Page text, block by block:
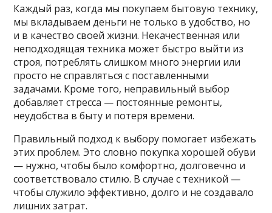
Каждый раз, когда мы покупаем бытовую технику,
мы вкладываем деньги не только в удобство, но
и в качество своей жизни. Некачественная или
неподходящая техника может быстро выйти из
строя, потреблять слишком много энергии или
просто не справляться с поставленными
задачами. Кроме того, неправильный выбор
добавляет стресса — постоянные ремонты,
неудобства в быту и потеря времени.
Правильный подход к выбору помогает избежать
этих проблем. Это словно покупка хорошей обуви
— нужно, чтобы было комфортно, долговечно и
соответствовало стилю. В случае с техникой —
чтобы служило эффективно, долго и не создавало
лишних затрат.